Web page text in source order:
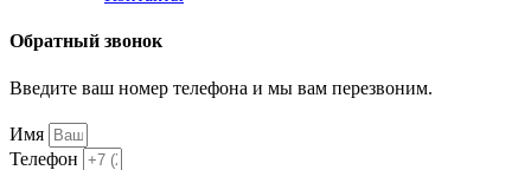
Обратный звонок
Введите ваш номер телефона и мы вам перезвоним.
Имя
Телефон